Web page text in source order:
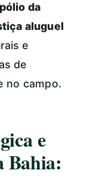
da
aluguel
e
de
no campo.
e
Bahia: